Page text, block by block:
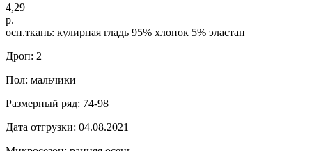
4,29
р.
осн.ткань: кулирная гладь 95% хлопок 5% эластан
Дроп: 2
Пол: мальчики
Размерный ряд: 74-98
Дата отгрузки: 04.08.2021